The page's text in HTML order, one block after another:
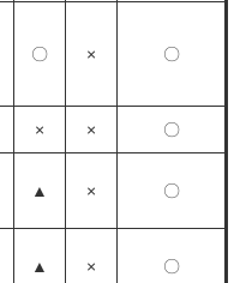
〇 × 〇
× × 〇
▲ × 〇
▲ × 〇